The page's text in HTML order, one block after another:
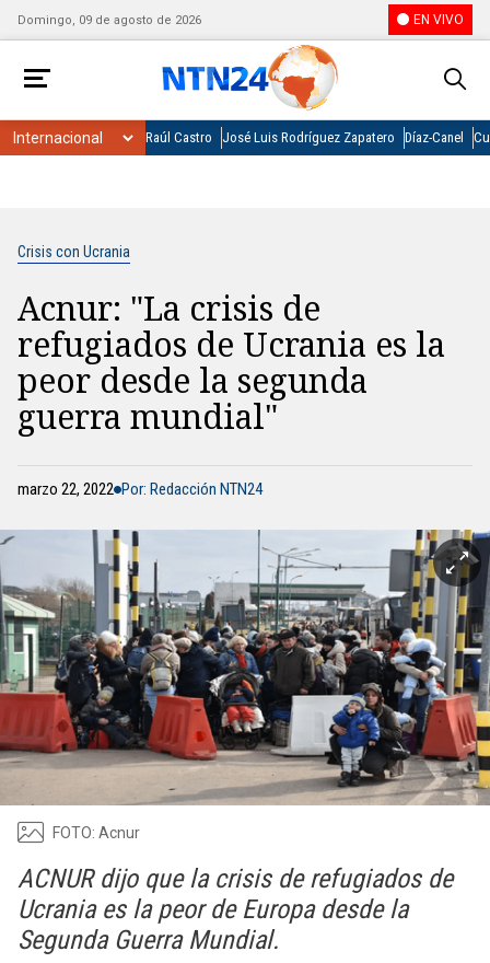
Domingo, 09 de agosto de 2026 EN VIVO
Raúl Castro José Luis Rodríguez Zapatero Díaz-Canel
Crisis con Ucrania
Acnur: "La crisis de
refugiados de Ucrania es la
peor desde la segunda
guerra mundial"
marzo 22, 2022 Por: Redacción NTN24
FOTO: Acnur
ACNUR dijo que la crisis de refugiados de
Ucrania es la peor de Europa desde la
Segunda Guerra Mundial.